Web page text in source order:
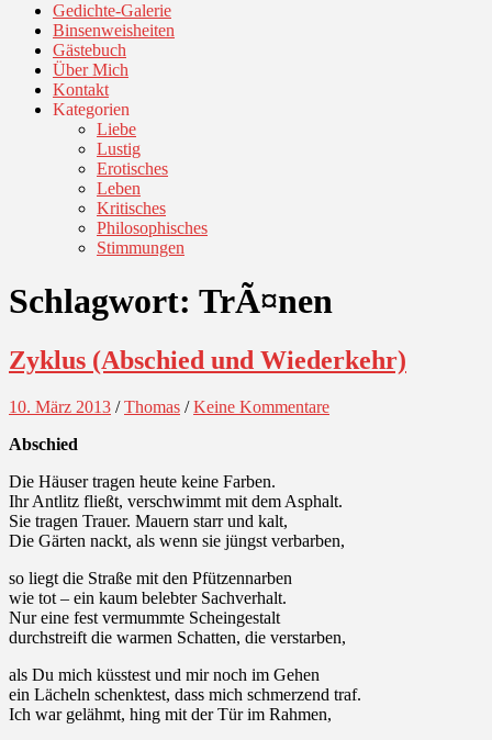
Gedichte-Galerie
Binsenweisheiten
Gästebuch
Über Mich
Kontakt
Kategorien
Liebe
Lustig
Erotisches
Leben
Kritisches
Philosophisches
Stimmungen
Schlagwort: TrÃ¤nen
Zyklus (Abschied und Wiederkehr)
10. März 2013 /Thomas /Keine Kommentare
Abschied
Die Häuser tragen heute keine Farben.
Ihr Antlitz fließt, verschwimmt mit dem Asphalt.
Sie tragen Trauer. Mauern starr und kalt,
Die Gärten nackt, als wenn sie jüngst verbarben,
so liegt die Straße mit den Pfützennarben
wie tot – ein kaum belebter Sachverhalt.
Nur eine fest vermummte Scheingestalt
durchstreift die warmen Schatten, die verstarben,
als Du mich küsstest und mir noch im Gehen
ein Lächeln schenktest, dass mich schmerzend traf.
Ich war gelähmt, hing mit der Tür im Rahmen,